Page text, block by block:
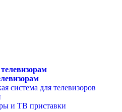
система для телевизоров
и ТВ приставки